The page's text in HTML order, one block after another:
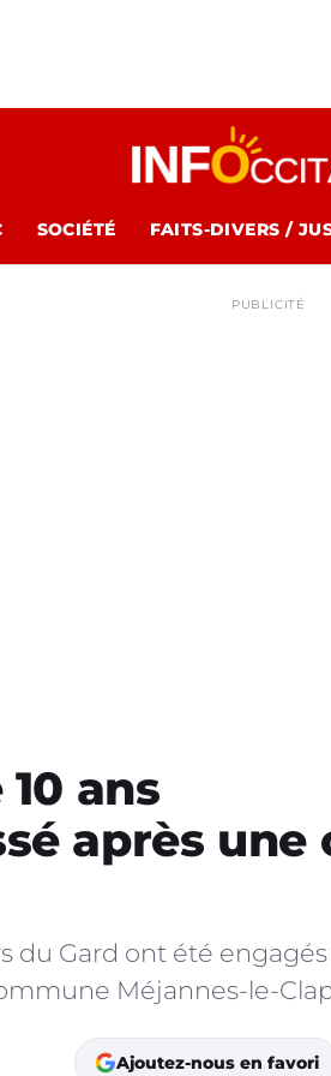
SOCIÉTÉ FAITS-DIVERS /
PUBLICITÉ
ans
après une
du Gard ont été
Méjannes-le-
Ajoutez-nous en favori